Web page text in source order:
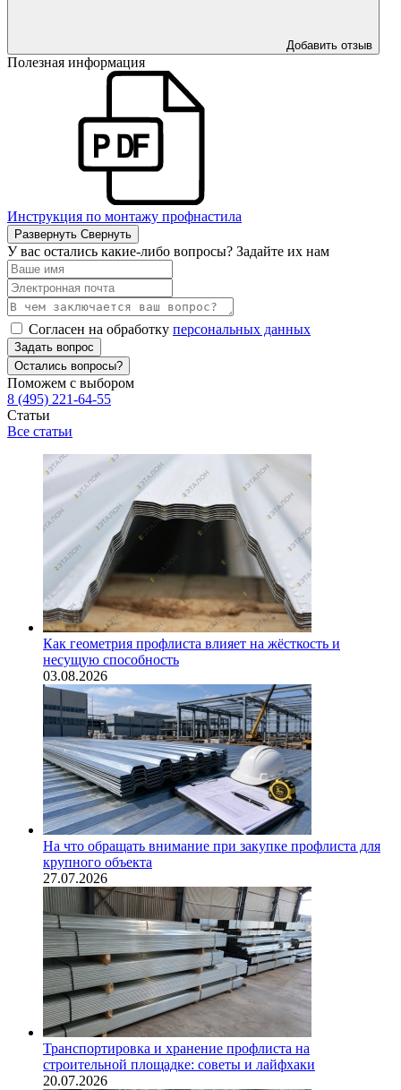
Добавить отзыв
Полезная информация
Инструкция по монтажу профнастила
Развернуть Свернуть
У вас остались какие-либо вопросы? Задайте их нам
Согласен на обработку персональных данных
Задать вопрос
Остались вопросы?
Поможем с выбором
8 (495) 221-64-55
Статьи
Все статьи
Как геометрия профлиста влияет на жёсткость и
несущую способность
03.08.2026
На что обращать внимание при закупке профлиста для
крупного объекта
27.07.2026
Транспортировка и хранение профлиста на
строительной площадке: советы и лайфхаки
20.07.2026